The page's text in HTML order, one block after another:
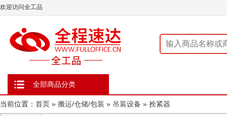
欢迎访问全工品
全部商品分类
当前位置： 首页 » 搬运/仓储/包装 » 吊装设备 » 拴紧器